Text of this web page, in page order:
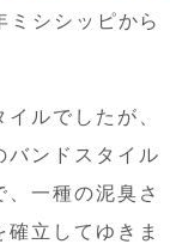
ミシシッピから
ルでしたが、
バンドスタイル
一種の泥臭さ
確立してゆきま